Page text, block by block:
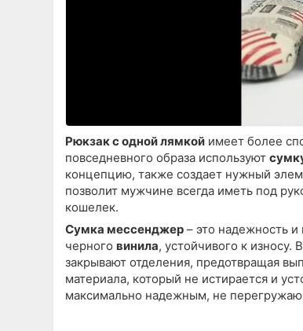
Рюкзак с одной лямкой имеет более
повседневного образа используют
концепцию, также создает нужный
позволит мужчине всегда иметь под
кошелек.
Сумка мессенджер – это надежность
черного винила, устойчивого к
закрывают отделения, предотвращая
материала, который не истирается и
максимально надежным, не